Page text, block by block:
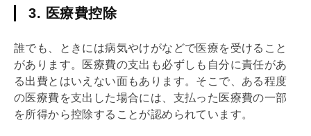
3. 医療費控除
誰でも、ときには病気やけがなどで医療を受けること
があります。医療費の支出も必ずしも自分に責任があ
る出費とはいえない面もあります。そこで、ある程度
の医療費を支出した場合には、支払った医療費の一部
を所得から控除することが認められています。